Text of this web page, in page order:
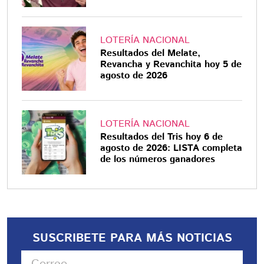
LOTERÍA NACIONAL
Resultados del Melate,
Revancha y Revanchita hoy 5 de
agosto de 2026
LOTERÍA NACIONAL
Resultados del Tris hoy 6 de
agosto de 2026: LISTA completa
de los números ganadores
SUSCRIBETE PARA MÁS NOTICIAS